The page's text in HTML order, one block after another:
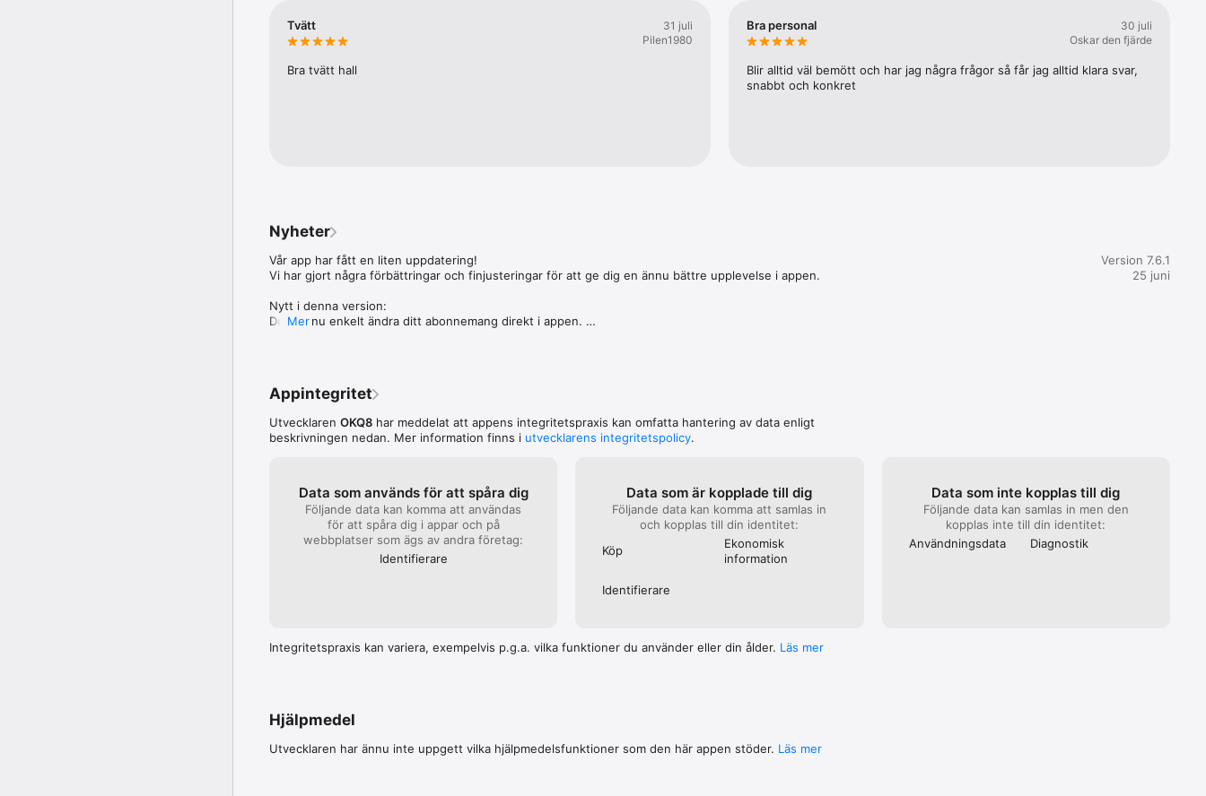
Tvätt
31 juli
Pilen1980
Bra tvätt hall
Bra personal
30 juli
Oskar den fjärde
Blir alltid väl bemött och har jag några frågor så får jag alltid klara svar,
snabbt och konkret
Nyheter
Vår app har fått en liten uppdatering!
Vi har gjort några förbättringar och finjusteringar för att ge dig en ännu bättre upplevelse i appen.
Nytt i denna version:
Du kan nu enkelt ändra ditt abonnemang direkt i appen.
Mer
Version 7.6.1
25 juni
Appintegritet
Utvecklaren OKQ8 har meddelat att appens integritetspraxis kan omfatta hantering av data enligt
beskrivningen nedan. Mer information finns i utvecklarens integritetspolicy.
Data som används för att spåra dig
Följande data kan komma att användas
för att spåra dig i appar och på
webbplatser som ägs av andra företag:
Identifierare
Data som är kopplade till dig
Följande data kan komma att samlas in
och kopplas till din identitet:
Köp
Ekonomisk
information
Identifierare
Data som inte kopplas till dig
Följande data kan samlas in men den
kopplas inte till din identitet:
Användnings­data
Diagnostik
Integritetspraxis kan variera, exempelvis p.g.a. vilka funktioner du använder eller din ålder. Läs mer
Hjälpmedel
Utvecklaren har ännu inte uppgett vilka hjälpmedels­funktioner som den här appen stöder. Läs mer